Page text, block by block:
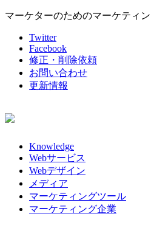
マーケターのためのマーケティ
Twitter
Facebook
修正・削除依頼
お問い合わせ
更新情報
Knowledge
Webサービス
Webデザイン
メディア
マーケティングツール
マーケティング企業